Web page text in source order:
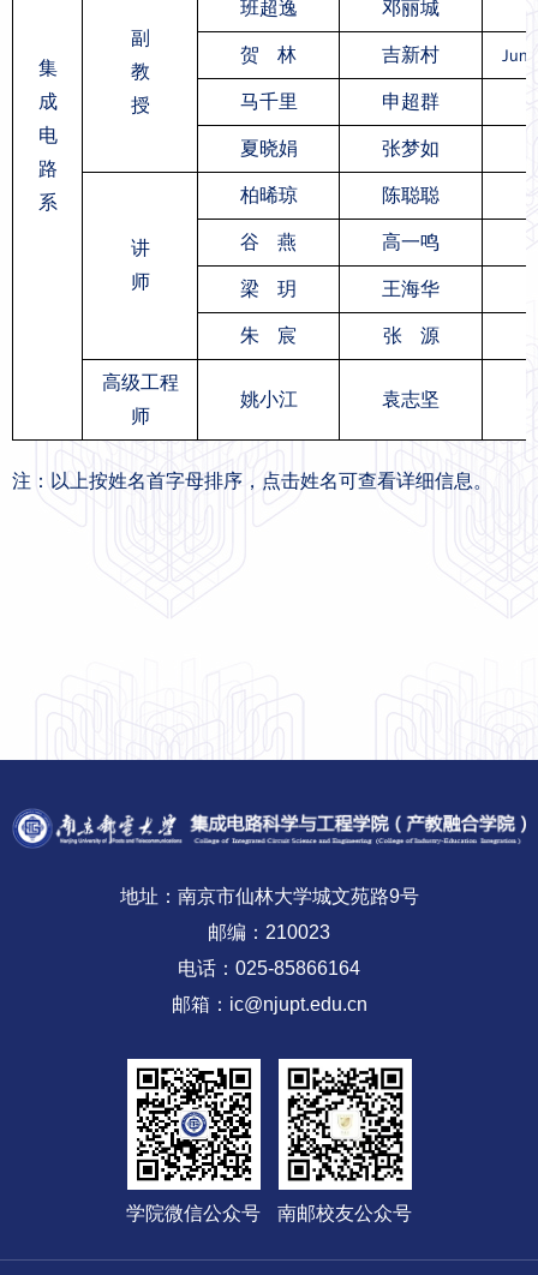
集
成
电
路
系
副
教
授
班超逸 邓丽城
贺 林
吉新村
马千里 申超群
夏晓娟
张梦如
讲
师
柏晞琼 陈聪聪
谷 燕
高一鸣
梁 玥
王海华
朱 宸
张 源
高级工程
师
姚小江 袁志坚
注：以上按姓名首字母排序，点击姓名可查看详细信息。
地址：南京市仙林大学城文苑路9号
邮编：210023
电话：025-85866164
邮箱：ic@njupt.edu.cn
学院微信公众号 南邮校友公众号